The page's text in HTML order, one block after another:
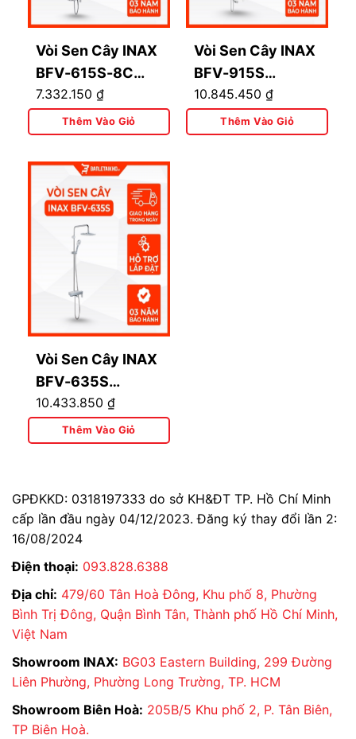
Vòi Sen Cây INAX
BFV-615S-8C
(BFV615S8C)
Nóng Lạnh
7.332.150 ₫
Thêm Vào Giỏ
Vòi Sen Cây INAX
BFV-915S
(BFV915S) Nóng
Lạnh
10.845.450 ₫
Thêm Vào Giỏ
Vòi Sen Cây INAX
BFV-635S
(BFV635S) Nóng
Lạnh
10.433.850 ₫
Thêm Vào Giỏ
GPĐKKD: 0318197333 do sở KH&ĐT TP. Hồ Chí Minh
cấp lần đầu ngày 04/12/2023. Đăng ký thay đổi lần 2:
16/08/2024
Điện thoại: 093.828.6388
Địa chỉ: 479/60 Tân Hoà Đông, Khu phố 8, Phường
Bình Trị Đông, Quận Bình Tân, Thành phố Hồ Chí Minh,
Việt Nam
Showroom INAX: BG03 Eastern Building, 299 Đường
Liên Phường, Phường Long Trường, TP. HCM
Showroom Biên Hoà: 205B/5 Khu phố 2, P. Tân Biên,
TP Biên Hoà.